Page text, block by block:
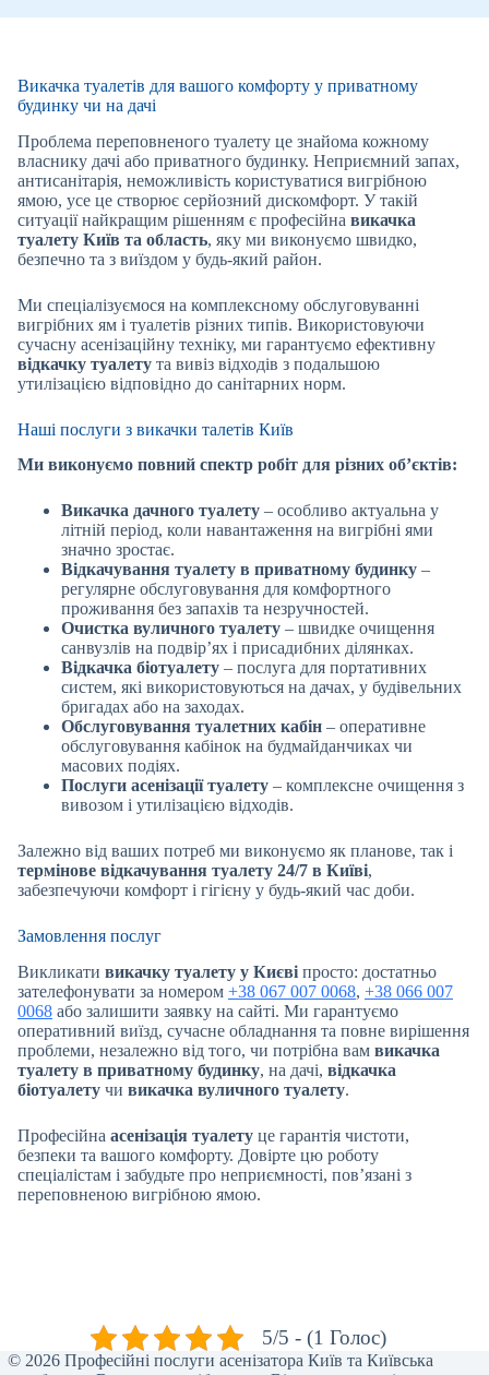
Викачка туалетів для вашого комфорту у приватному
будинку чи на дачі
Проблема переповненого туалету це знайома кожному
власнику дачі або приватного будинку. Неприємний запах,
антисанітарія, неможливість користуватися вигрібною
ямою, усе це створює серйозний дискомфорт. У такій
ситуації найкращим рішенням є професійна викачка
туалету Київ та область, яку ми виконуємо швидко,
безпечно та з виїздом у будь-який район.
Ми спеціалізуємося на комплексному обслуговуванні
вигрібних ям і туалетів різних типів. Використовуючи
сучасну асенізаційну техніку, ми гарантуємо ефективну
відкачку туалету та вивіз відходів з подальшою
утилізацією відповідно до санітарних норм.
Наші послуги з викачки талетів Київ
Ми виконуємо повний спектр робіт для різних об’єктів:
Викачка дачного туалету – особливо актуальна у
літній період, коли навантаження на вигрібні ями
значно зростає.
Відкачування туалету в приватному будинку –
регулярне обслуговування для комфортного
проживання без запахів та незручностей.
Очистка вуличного туалету – швидке очищення
санвузлів на подвір’ях і присадибних ділянках.
Відкачка біотуалету – послуга для портативних
систем, які використовуються на дачах, у будівельних
бригадах або на заходах.
Обслуговування туалетних кабін – оперативне
обслуговування кабінок на будмайданчиках чи
масових подіях.
Послуги асенізації туалету – комплексне очищення з
вивозом і утилізацією відходів.
Залежно від ваших потреб ми виконуємо як планове, так і
термінове відкачування туалету 24/7 в Київі,
забезпечуючи комфорт і гігієну у будь-який час доби.
Замовлення послуг
Викликати викачку туалету у Києві просто: достатньо
зателефонувати за номером +38 067 007 0068, +38 066 007
0068 або залишити заявку на сайті. Ми гарантуємо
оперативний виїзд, сучасне обладнання та повне вирішення
проблеми, незалежно від того, чи потрібна вам викачка
туалету в приватному будинку, на дачі, відкачка
біотуалету чи викачка вуличного туалету.
Професійна асенізація туалету це гарантія чистоти,
безпеки та вашого комфорту. Довірте цю роботу
спеціалістам і забудьте про неприємності, пов’язані з
переповненою вигрібною ямою.
5/5 - (1 Голос)
© 2026 Професійні послуги асенізатора Київ та Київська